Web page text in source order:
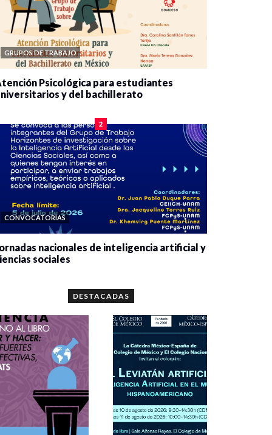
GRUPOS DE TRABAJO
Psicológica para estudiantes
y del bachillerato
2
CONVOCATORIAS
nacionales de inteligencia artificial y
sociales
DESTACADAS